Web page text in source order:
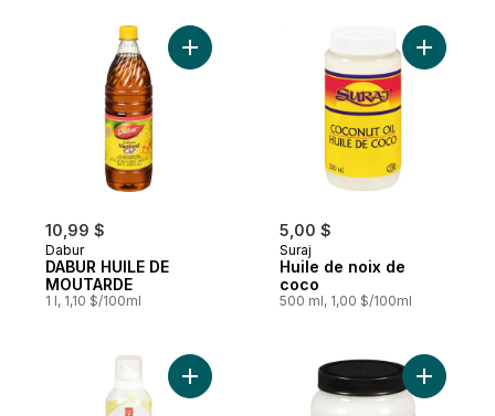
10,99 $
Dabur
DABUR HUILE DE
MOUTARDE
1 l, 1,10 $/100ml
Ajouter DABUR HUILE DE MOUTARDE au
5,00 $
Suraj
Huile de noix de
coco
500 ml, 1,00 $/100ml
Ajouter
Ajouter Vaporisateur d'huile de canola
Ajouter